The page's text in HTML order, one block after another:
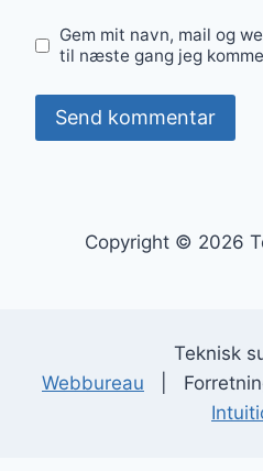
Gem mit navn, mail og
til næste gang jeg
Copyright © 2026
Teknisk
Webbureau |